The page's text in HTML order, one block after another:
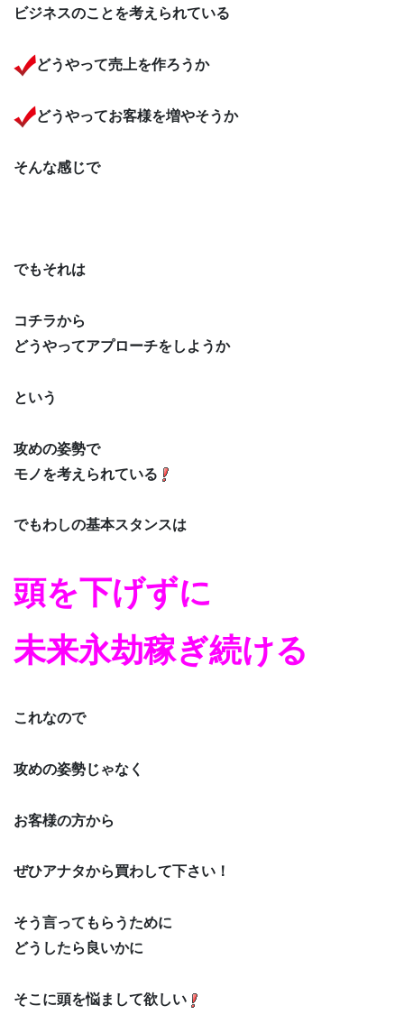
ビジネスのことを考えられている
どうやって売上を作ろうか
どうやってお客様を増やそうか
そんな感じで
でもそれは
コチラから
どうやってアプローチをしようか
という
攻めの姿勢で
モノを考えられている
でもわしの基本スタンスは
頭を下げずに
未来永劫稼ぎ続ける
これなので
攻めの姿勢じゃなく
お客様の方から
ぜひアナタから買わして下さい！
そう言ってもらうために
どうしたら良いかに
そこに頭を悩まして欲しい